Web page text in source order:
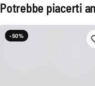
Potrebbe piacerti
-50%